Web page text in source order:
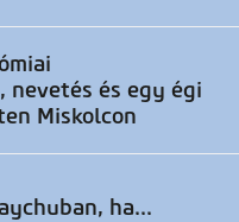
nevetés és egy égi
Miskolcon
ha...